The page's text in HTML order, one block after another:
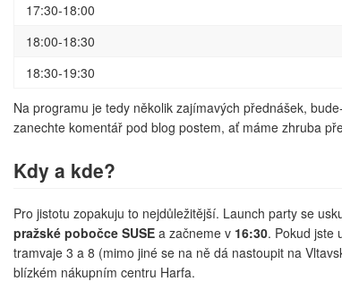
17:30-18:00
18:00-18:30
18:30-19:30
Na programu je tedy několik zajímavých přednášek,
zanechte komentář pod blog postem, ať máme zhruba
Kdy a kde?
Pro jistotu zopakuju to nejdůležitější. Launch party se
pražské pobočce SUSE a začneme v 16:30. Pokud jste
tramvaje 3 a 8 (mimo jiné se na ně dá nastoupit na
blízkém nákupním centru Harfa.